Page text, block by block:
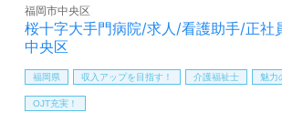
桜十字大手門病院/求人/看護助手/正社
中央区
福岡市中央区
福岡県 収入アップを目指す！ 介護福祉士 魅力
OJT充実！